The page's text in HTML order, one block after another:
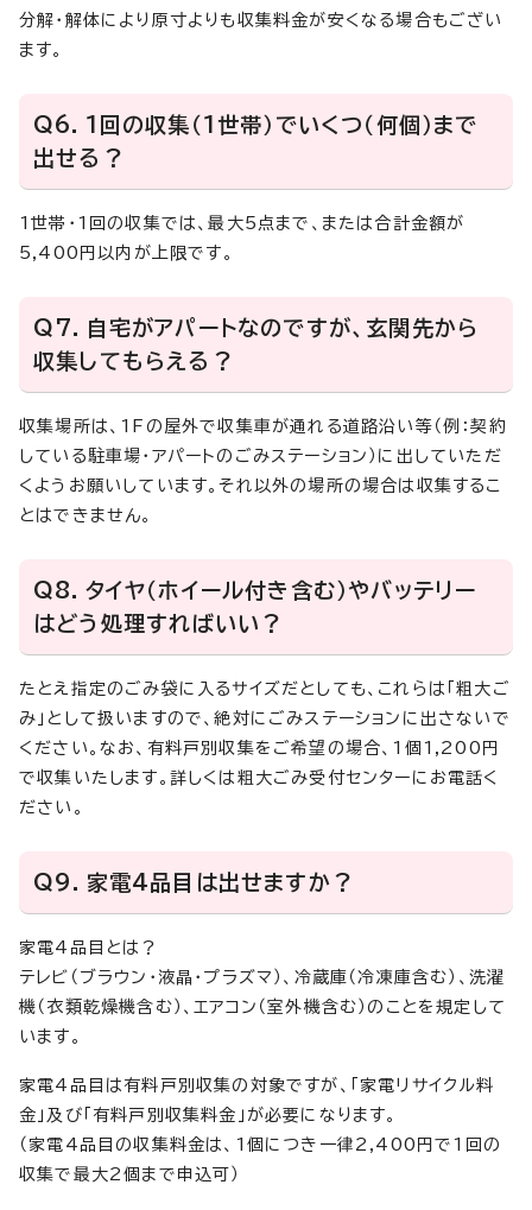
分解・解体により原寸よりも収集料金が安くなる場合もござい
ます。
Q6．1回の収集（1世帯）でいくつ（何個）まで
出せる？
1世帯・1回の収集では、最大5点まで、または合計金額が
5,400円以内が上限です。
Q7．自宅がアパートなのですが、玄関先から
収集してもらえる？
収集場所は、1Fの屋外で収集車が通れる道路沿い等（例：契約
している駐車場・アパートのごみステーション）に出していただ
くようお願いしています。それ以外の場所の場合は収集するこ
とはできません。
Q8．タイヤ（ホイール付き含む）やバッテリー
はどう処理すればいい？
たとえ指定のごみ袋に入るサイズだとしても、これらは「粗大ご
み」として扱いますので、絶対にごみステーションに出さないで
ください。なお、有料戸別収集をご希望の場合、1個1,200円
で収集いたします。詳しくは粗大ごみ受付センターにお電話く
ださい。
Q9．家電4品目は出せますか？
家電4品目とは？
テレビ（ブラウン・液晶・プラズマ）、冷蔵庫（冷凍庫含む）、洗濯
機（衣類乾燥機含む）、エアコン（室外機含む）のことを規定して
います。
家電4品目は有料戸別収集の対象ですが、「家電リサイクル料
金」及び「有料戸別収集料金」が必要になります。
（家電4品目の収集料金は、1個につき一律2,400円で1回の
収集で最大2個まで申込可）